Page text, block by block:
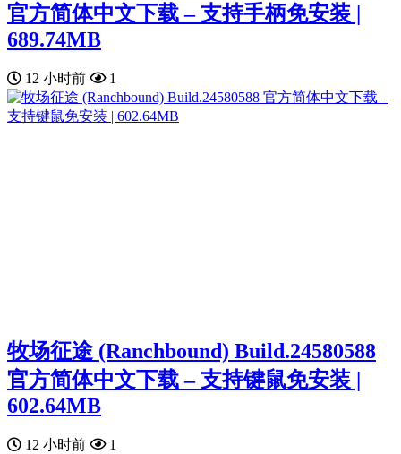
官方简体中文下载 – 支持手柄免安装 |
689.74MB
12 小时前 1
牧场征途 (Ranchbound) Build.24580588
官方简体中文下载 – 支持键鼠免安装 |
602.64MB
12 小时前 1